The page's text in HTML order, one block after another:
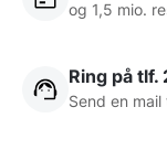
og 1,5 mio.
Ring på
Send en mail